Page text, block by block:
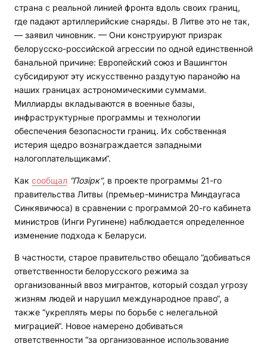
страна с реальной линией фронта вдоль своих границ,
где падают артиллерийские снаряды. В Литве это не так,
— заявил чиновник. — Они конструируют призрак
белорусско-российской агрессии по одной единственной
банальной причине: Европейский союз и Вашингтон
субсидируют эту искусственно раздутую паранойю на
наших границах астрономическими суммами.
Миллиарды вкладываются в военные базы,
инфраструктурные программы и технологии
обеспечения безопасности границ. Их собственная
истерия щедро вознаграждается западными
налогоплательщиками“.
Как сообщал “Позірк“, в проекте программы 21-го
правительства Литвы (премьер-министра Миндаугаса
Синкявичюса) в сравнении с программой 20-го кабинета
министров (Инги Ругинене) наблюдается определенное
изменение подхода к Беларуси.
В частности, старое правительство обещало “добиваться
ответственности белорусского режима за
организованный ввоз мигрантов, который создал угрозу
жизням людей и нарушил международное право“, а
также “укреплять меры по борьбе с нелегальной
миграцией“. Новое намерено добиваться
ответственности “за организованное использование